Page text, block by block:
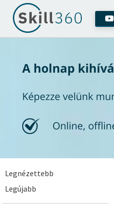
Legnézettebb
Legújabb